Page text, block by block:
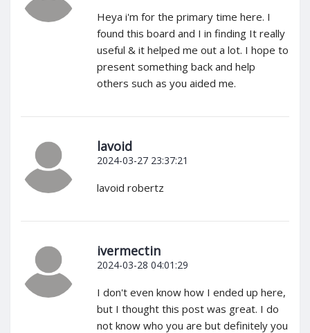
Heya i'm for the primary time here. I
found this board and I in finding It really
useful & it helped me out a lot. I hope to
present something back and help
others such as you aided me.
lavoid
2024-03-27 23:37:21
lavoid robertz
ivermectin
2024-03-28 04:01:29
I don't even know how I ended up here,
but I thought this post was great. I do
not know who you are but definitely you